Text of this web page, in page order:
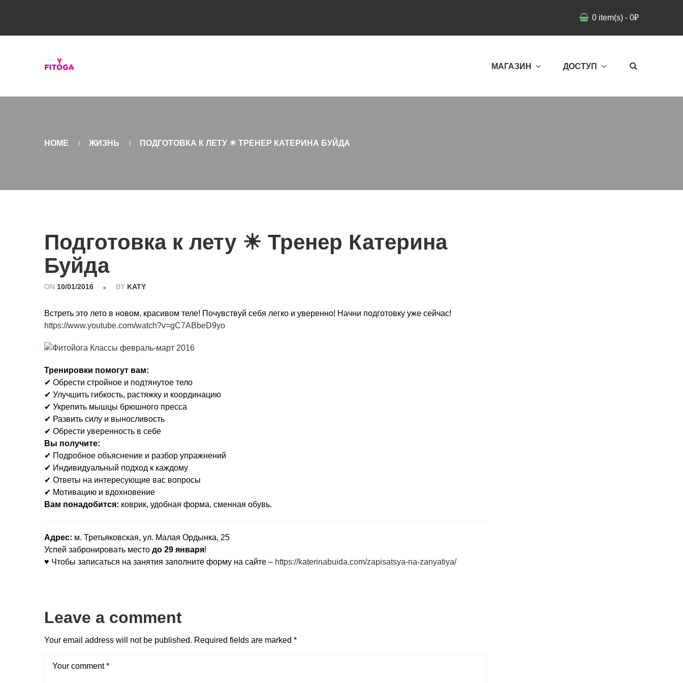
0 item(s) - 0₽
МАГАЗИН ДОСТУП
HOME ЖИЗНЬ ПОДГОТОВКА К ЛЕТУ ☀ ТРЕНЕР КАТЕРИНА БУЙДА
Подготовка к лету ☀ Тренер Катерина
Буйда
ON 10/01/2016 BY KATY
Встреть это лето в новом, красивом теле! Почувствуй себя легко и уверенно! Начни подготовку уже сейчас!
https://www.youtube.com/watch?v=gC7ABbeD9yo
Тренировки помогут вам:
✔ Обрести стройное и подтянутое тело
✔ Улучшить гибкость, растяжку и координацию
✔ Укрепить мышцы брюшного пресса
✔ Развить силу и выносливость
✔ Обрести уверенность в себе
Вы получите:
✔ Подробное объяснение и разбор упражнений
✔ Индивидуальный подход к каждому
✔ Ответы на интересующие вас вопросы
✔ Мотивацию и вдохновение
Вам понадобится: коврик, удобная форма, сменная обувь.
Адрес: м. Третьяковская, ул. Малая Ордынка, 25
Успей забронировать место до 29 января!
♥ Чтобы записаться на занятия заполните форму на сайте – https://katerinabuida.com/zapisatsya-na-zanyatiya/
Leave a comment
Your email address will not be published. Required fields are marked *